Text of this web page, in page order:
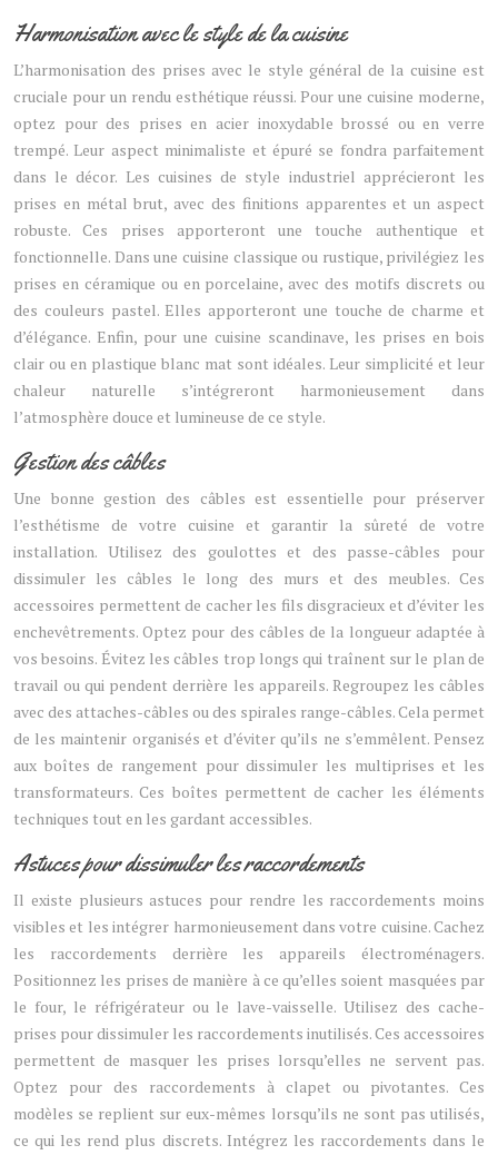
Harmonisation avec le style de la cuisine
L’harmonisation des prises avec le style général de la cuisine est
cruciale pour un rendu esthétique réussi. Pour une cuisine moderne,
optez pour des prises en acier inoxydable brossé ou en verre
trempé. Leur aspect minimaliste et épuré se fondra parfaitement
dans le décor. Les cuisines de style industriel apprécieront les
prises en métal brut, avec des finitions apparentes et un aspect
robuste. Ces prises apporteront une touche authentique et
fonctionnelle. Dans une cuisine classique ou rustique, privilégiez les
prises en céramique ou en porcelaine, avec des motifs discrets ou
des couleurs pastel. Elles apporteront une touche de charme et
d’élégance. Enfin, pour une cuisine scandinave, les prises en bois
clair ou en plastique blanc mat sont idéales. Leur simplicité et leur
chaleur naturelle s’intégreront harmonieusement dans
l’atmosphère douce et lumineuse de ce style.
Gestion des câbles
Une bonne gestion des câbles est essentielle pour préserver
l’esthétisme de votre cuisine et garantir la sûreté de votre
installation. Utilisez des goulottes et des passe-câbles pour
dissimuler les câbles le long des murs et des meubles. Ces
accessoires permettent de cacher les fils disgracieux et d’éviter les
enchevêtrements. Optez pour des câbles de la longueur adaptée à
vos besoins. Évitez les câbles trop longs qui traînent sur le plan de
travail ou qui pendent derrière les appareils. Regroupez les câbles
avec des attaches-câbles ou des spirales range-câbles. Cela permet
de les maintenir organisés et d’éviter qu’ils ne s’emmêlent. Pensez
aux boîtes de rangement pour dissimuler les multiprises et les
transformateurs. Ces boîtes permettent de cacher les éléments
techniques tout en les gardant accessibles.
Astuces pour dissimuler les raccordements
Il existe plusieurs astuces pour rendre les raccordements moins
visibles et les intégrer harmonieusement dans votre cuisine. Cachez
les raccordements derrière les appareils électroménagers.
Positionnez les prises de manière à ce qu’elles soient masquées par
le four, le réfrigérateur ou le lave-vaisselle. Utilisez des cache-
prises pour dissimuler les raccordements inutilisés. Ces accessoires
permettent de masquer les prises lorsqu’elles ne servent pas.
Optez pour des raccordements à clapet ou pivotantes. Ces
modèles se replient sur eux-mêmes lorsqu’ils ne sont pas utilisés,
ce qui les rend plus discrets. Intégrez les raccordements dans le